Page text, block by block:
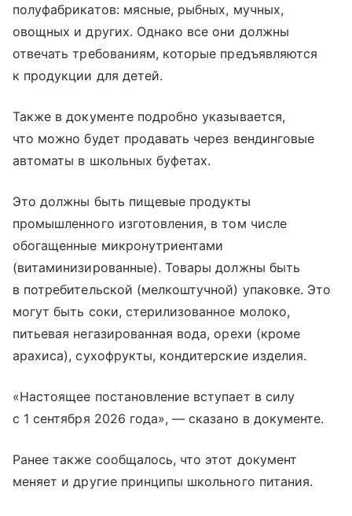
полуфабрикатов: мясные, рыбных, мучных,
овощных и других. Однако все они должны
отвечать требованиям, которые предъявляются
к продукции для детей.
Также в документе подробно указывается,
что можно будет продавать через вендинговые
автоматы в школьных буфетах.
Это должны быть пищевые продукты
промышленного изготовления, в том числе
обогащенные микронутриентами
(витаминизированные). Товары должны быть
в потребительской (мелкоштучной) упаковке. Это
могут быть соки, стерилизованное молоко,
питьевая негазированная вода, орехи (кроме
арахиса), сухофрукты, кондитерские изделия.
«Настоящее постановление вступает в силу
с 1 сентября 2026 года», — сказано в документе.
Ранее также сообщалось, что этот документ
меняет и другие принципы школьного питания.